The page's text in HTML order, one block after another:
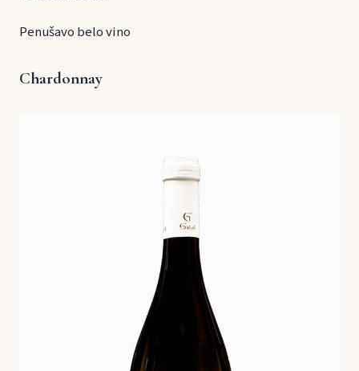
Penušavo belo vino
Chardonnay